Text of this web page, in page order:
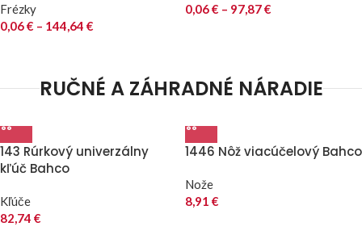
Frézky
0,06€ – 144,64 €
0,06€ – 97,87€
RUČNÉ A ZÁHRADNÉ NÁRADIE
143 Rúrkový univerzálny
kľúč Bahco
Kľúče
82,74 €
1446 Nôž viacúčelový Bahco
Nože
8,91 €